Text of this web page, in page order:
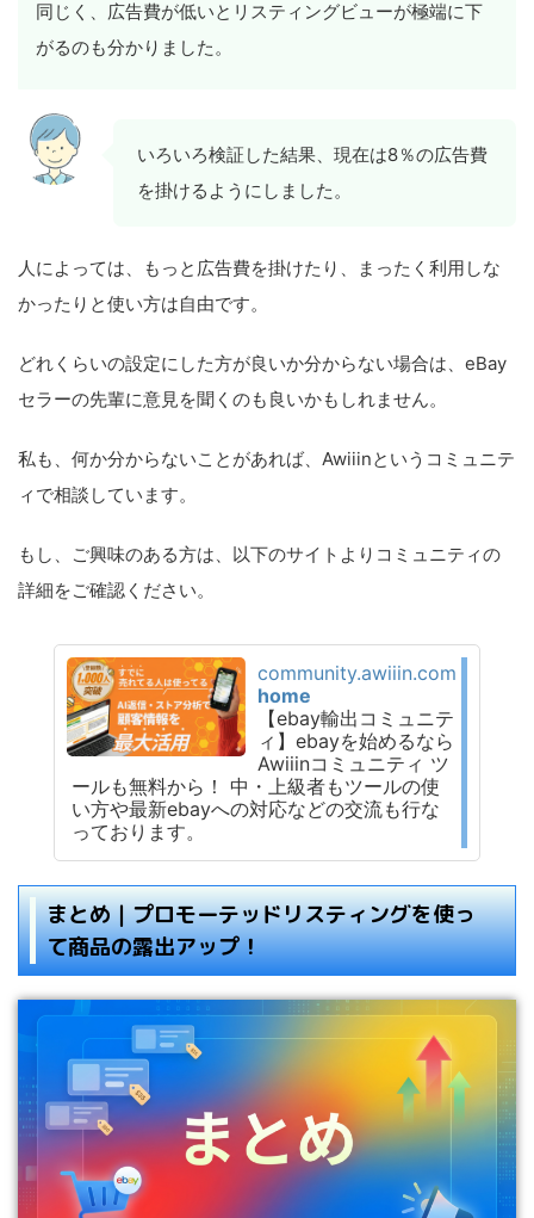
同じく、広告費が低いとリスティングビューが極端に下
がるのも分かりました。
いろいろ検証した結果、現在は8％の広告費
を掛けるようにしました。
人によっては、もっと広告費を掛けたり、まったく利用しな
かったりと使い方は自由です。
どれくらいの設定にした方が良いか分からない場合は、eBay
セラーの先輩に意見を聞くのも良いかもしれません。
私も、何か分からないことがあれば、Awiiinというコミュニテ
ィで相談しています。
もし、ご興味のある方は、以下のサイトよりコミュニティの
詳細をご確認ください。
community.awiiin.com
home
【ebay輸出コミュニテ
ィ】ebayを始めるなら
Awiiinコミュニティ ツ
ールも無料から！ 中・上級者もツールの使
い方や最新ebayへの対応などの交流も行な
っております。
まとめ｜プロモーテッドリスティングを使っ
て商品の露出アップ！